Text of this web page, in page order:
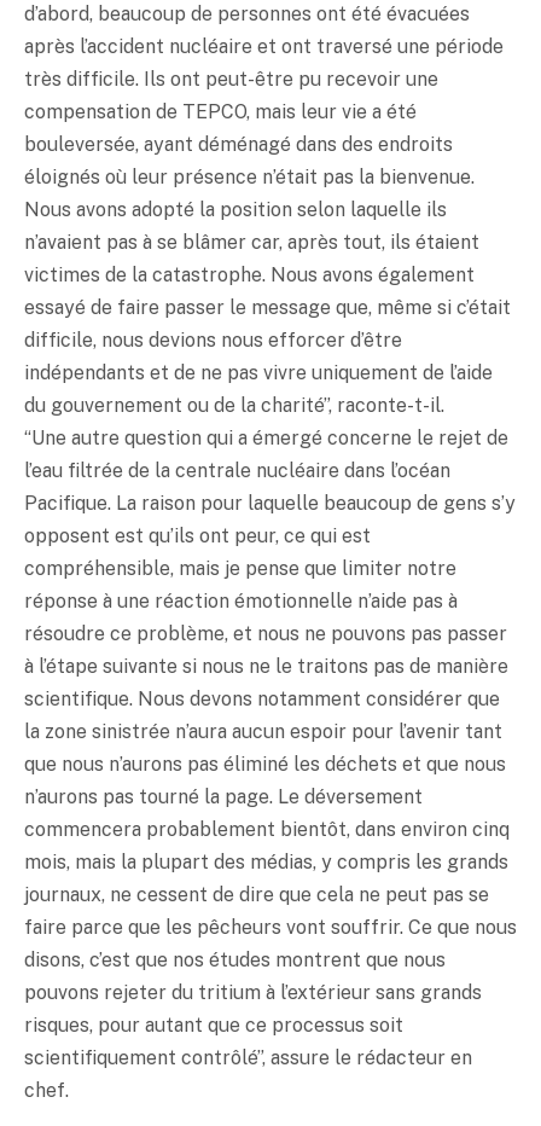
d’abord, beaucoup de personnes ont été évacuées
après l’accident nucléaire et ont traversé une période
très difficile. Ils ont peut-être pu recevoir une
compensation de TEPCO, mais leur vie a été
bouleversée, ayant déménagé dans des endroits
éloignés où leur présence n’était pas la bienvenue.
Nous avons adopté la position selon laquelle ils
n’avaient pas à se blâmer car, après tout, ils étaient
victimes de la catastrophe. Nous avons également
essayé de faire passer le message que, même si c’était
difficile, nous devions nous efforcer d’être
indépendants et de ne pas vivre uniquement de l’aide
du gouvernement ou de la charité”, raconte-t-il.
“Une autre question qui a émergé concerne le rejet de
l’eau filtrée de la centrale nucléaire dans l’océan
Pacifique. La raison pour laquelle beaucoup de gens s’y
opposent est qu’ils ont peur, ce qui est
compréhensible, mais je pense que limiter notre
réponse à une réaction émotionnelle n’aide pas à
résoudre ce problème, et nous ne pouvons pas passer
à l’étape suivante si nous ne le traitons pas de manière
scientifique. Nous devons notamment considérer que
la zone sinistrée n’aura aucun espoir pour l’avenir tant
que nous n’aurons pas éliminé les déchets et que nous
n’aurons pas tourné la page. Le déversement
commencera probablement bientôt, dans environ cinq
mois, mais la plupart des médias, y compris les grands
journaux, ne cessent de dire que cela ne peut pas se
faire parce que les pêcheurs vont souffrir. Ce que nous
disons, c’est que nos études montrent que nous
pouvons rejeter du tritium à l’extérieur sans grands
risques, pour autant que ce processus soit
scientifiquement contrôlé”, assure le rédacteur en
chef.